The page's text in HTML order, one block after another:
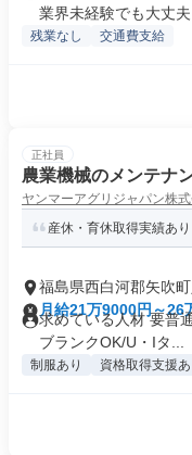
業界未経験でも大丈夫
残業なし 交通費支給
正社員
農業機械のメンテナ
ヤンマーアグリジャパン株
産休・育休取得実績あ
福島県西白河郡矢吹
月給21万9000円～26
求めている人材 要普
ブランクOK/U・Iタ...
制服あり 資格取得支援あ